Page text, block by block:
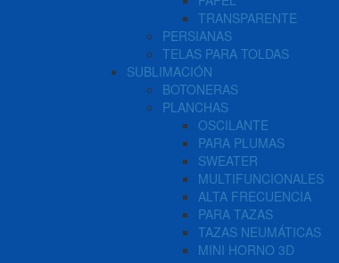
TRANSPARENTE
PERSIANAS
TELAS PARA TOLDAS
SUBLIMACIÓN
BOTONERAS
PLANCHAS
OSCILANTE
PARA PLUMAS
SWEATER
MULTIFUNCIONALES
ALTA FRECUENCIA
PARA TAZAS
TAZAS NEUMÁTICAS
MINI HORNO 3D